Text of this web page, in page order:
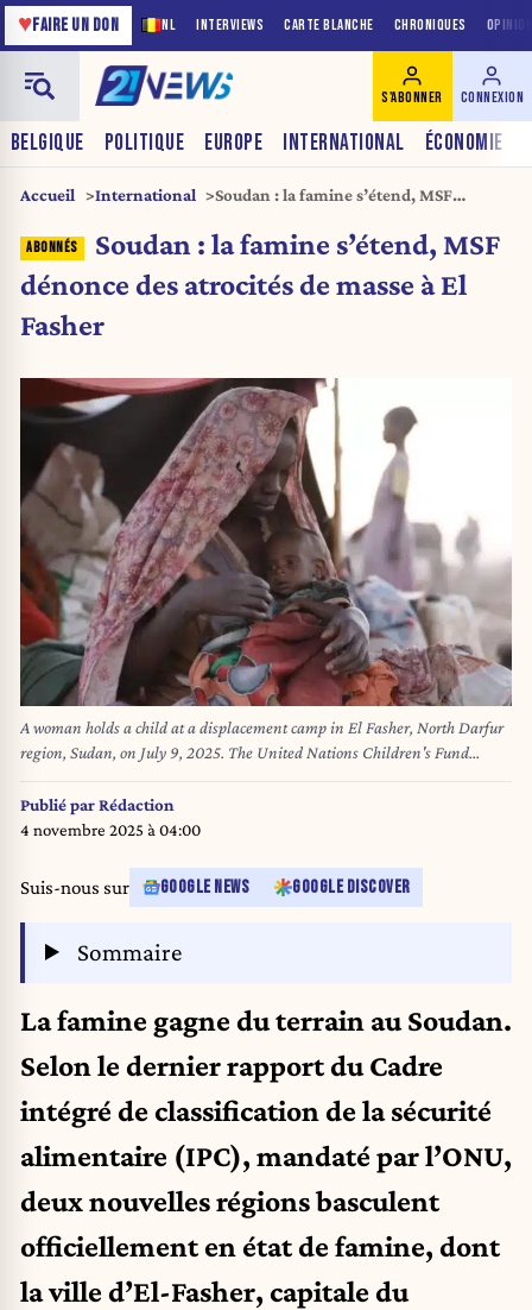
NL INTERVIEWS CARTE BLANCHE CHRONIQUES
♥FAIRE UN DON
BELGIQUE POLITIQUE EUROPE INTERNATIONAL ÉCONOMIE
S'ABONNER CONNEXION
Accueil International
Soudan : la famine s’étend, MSF
Fasher
Soudan : la famine s’étend, MSF
dénonce des atrocités de masse à El
Fasher
A woman holds a child at a displacement camp in El Fasher, North Darfur
region, Sudan, on July 9, 2025. The United Nations Children's Fund
(UNICEF) said Friday that the number of children suffering from severe
acute malnutrition SAM) in Sudan's North Darfur region has doubled as a
result of the country's ongoing military conflict. Photo by UNICEF/Handout
Publié parRédaction
4 novembre 2025 à 04:00
Suis-nous sur GOOGLE NEWS GOOGLE DISCOVER
Sommaire
La famine gagne du terrain au Soudan.
Selon le dernier rapport du Cadre
intégré de classification de la sécurité
alimentaire (IPC), mandaté par l’ONU,
deux nouvelles régions basculent
officiellement en état de famine, dont
la ville d’El-Fasher, capitale du